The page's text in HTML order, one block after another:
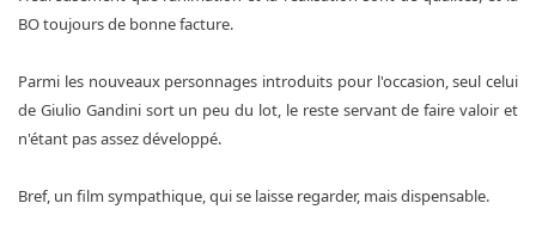
BO toujours de bonne facture.
Parmi les nouveaux personnages introduits pour l'occasion, seul celui
de Giulio Gandini sort un peu du lot, le reste servant de faire valoir et
n'étant pas assez développé.
Bref, un film sympathique, qui se laisse regarder, mais dispensable.